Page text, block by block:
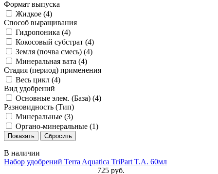
Формат выпуска
Жидкое (4)
Способ выращивания
Гидропоника (4)
Кокосовый субстрат (4)
Земля (почва смесь) (4)
Минеральная вата (4)
Стадия (период) применения
Весь цикл (4)
Вид удобрений
Основные элем. (База) (4)
Разновидность (Тип)
Минеральные (3)
Органо-минеральные (1)
В наличии
Набор удобрений Terra Aquatica TriPart T.A. 60мл
725 руб.